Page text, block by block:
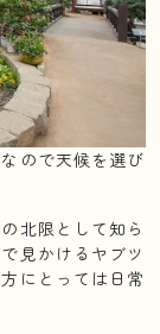
ので天候を選び
北限として知ら
見かけるヤブツ
にとっては日常